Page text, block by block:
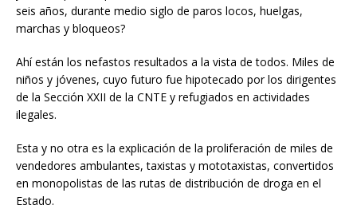
seis años, durante medio siglo de paros locos, huelgas,
marchas y bloqueos?
Ahí están los nefastos resultados a la vista de todos. Miles de
niños y jóvenes, cuyo futuro fue hipotecado por los dirigentes
de la Sección XXII de la CNTE y refugiados en actividades
ilegales.
Esta y no otra es la explicación de la proliferación de miles de
vendedores ambulantes, taxistas y mototaxistas, convertidos
en monopolistas de las rutas de distribución de droga en el
Estado.